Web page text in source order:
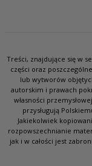
Treści, znajdujące się w
części oraz
lub wytworów
autorskim i prawach
własności
przysługują
Jakiekolwiek
rozpowszechnianie
jak i w całości jest